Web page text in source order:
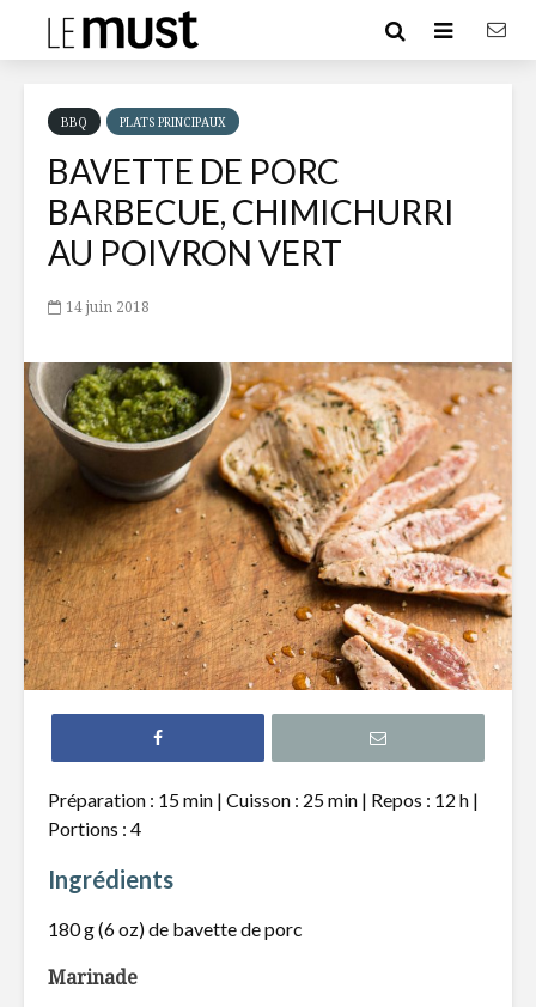
BBQ PLATS PRINCIPAUX
BAVETTE DE PORC
BARBECUE, CHIMICHURRI
AU POIVRON VERT
14 juin 2018
Préparation : 15 min | Cuisson : 25 min | Repos : 12 h |
Portions : 4
Ingrédients
180 g (6 oz) de bavette de porc
Marinade
Filet de truite à
l’érable
épicé et nouilles de
Gnocchis au
canard effiloché
revisité
pizza,
Quiche
poireaux